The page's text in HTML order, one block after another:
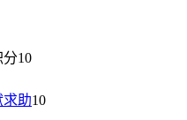
分10
求助10